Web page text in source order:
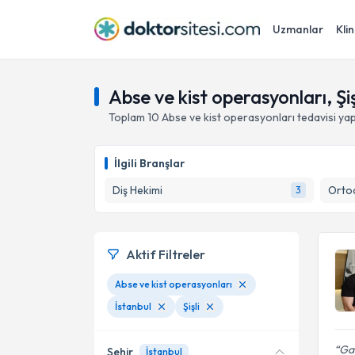
Uzmanlar
Abse ve kist operasyonları,
Toplam 10 Abse ve kist operasyonları tedavisi
İlgili Branşlar
Diş Hekimi
3
Aktif Filtreler
Abse ve kist operasyonları
İstanbul
Şişli
Şehir İstanbul